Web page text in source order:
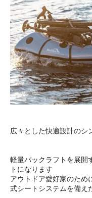
広々とした快適設計のシ
軽量パックラフトを展開
トになります
アウトドア愛好家のため
式シートシステムを備え